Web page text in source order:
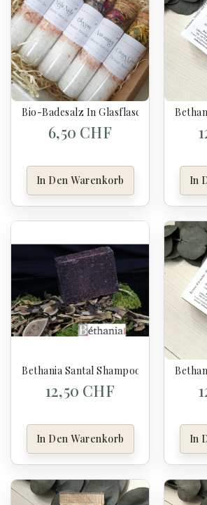
Bio-Badesalz In Glasflasche 70 G
6,50 CHF
In Den Warenkorb In
Bethania Santal Shampoo Bar –
12,50 CHF
In Den Warenkorb In